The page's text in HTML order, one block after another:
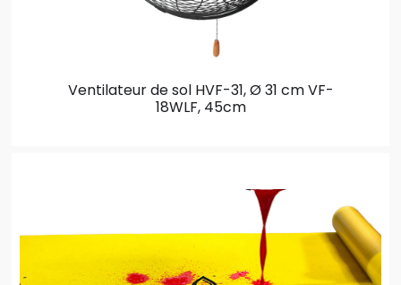
Ventilateur de sol HVF-31, Ø 31 cmVF-
18WLF, 45cm